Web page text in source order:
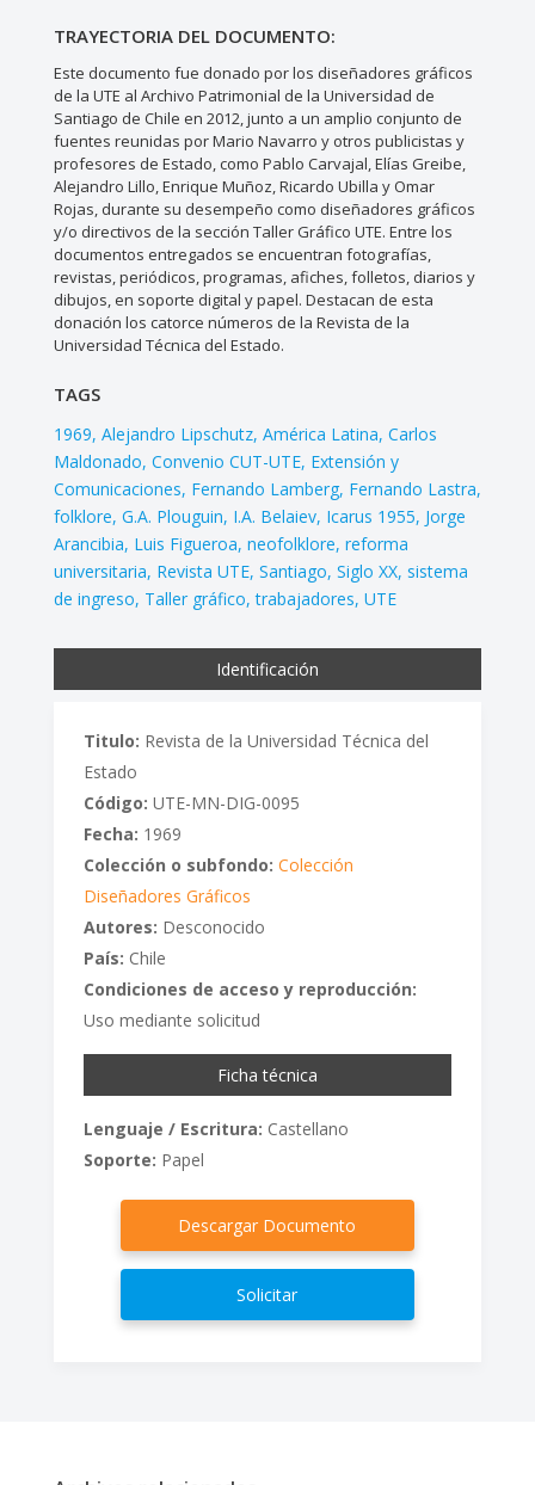
TRAYECTORIA DEL DOCUMENTO:
Este documento fue donado por los diseñadores gráficos
de la UTE al Archivo Patrimonial de la Universidad de
Santiago de Chile en 2012, junto a un amplio conjunto de
fuentes reunidas por Mario Navarro y otros publicistas y
profesores de Estado, como Pablo Carvajal, Elías Greibe,
Alejandro Lillo, Enrique Muñoz, Ricardo Ubilla y Omar
Rojas, durante su desempeño como diseñadores gráficos
y/o directivos de la sección Taller Gráfico UTE. Entre los
documentos entregados se encuentran fotografías,
revistas, periódicos, programas, afiches, folletos, diarios y
dibujos, en soporte digital y papel. Destacan de esta
donación los catorce números de la Revista de la
Universidad Técnica del Estado.
TAGS
1969 Alejandro Lipschutz América Latina Carlos
Maldonado Convenio CUT-UTE Extensión y
Comunicaciones Fernando Lamberg Fernando Lastra
folklore G.A. Plouguin I.A. Belaiev Icarus 1955 Jorge
Arancibia Luis Figueroa neofolklore reforma
universitaria Revista UTE Santiago Siglo XX sistema
de ingreso Taller gráfico trabajadores UTE
Identificación
Titulo: Revista de la Universidad Técnica del
Estado
Código: UTE-MN-DIG-0095
Fecha: 1969
Colección o subfondo: Colección
Diseñadores Gráficos
Autores: Desconocido
País: Chile
Condiciones de acceso y reproducción:
Uso mediante solicitud
Ficha técnica
Lenguaje / Escritura: Castellano
Soporte: Papel
Descargar Documento
Solicitar